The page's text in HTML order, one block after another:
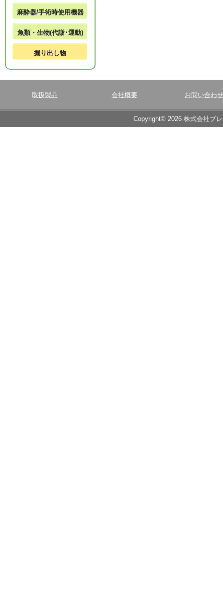
麻酔器/手術時使用機器
魚類・生物(代謝･運動)
掘り出し物
取扱製品 会社概要 お問い合わせ
Copyright© 2026 株式会社ブ